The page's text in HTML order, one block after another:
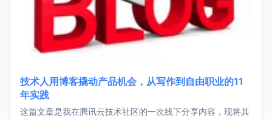
技术人用博客撬动产品机会，从写作到自由职业的11
年实践
这篇文章是我在腾讯云技术社区的一次线下分享内容，现将其